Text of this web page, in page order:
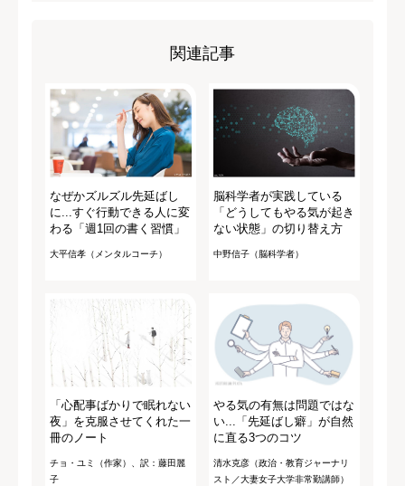
関連記事
なぜかズルズル先延ばし
に...すぐ行動できる人に変
わる「週1回の書く習慣」
大平信孝（メンタルコーチ）
脳科学者が実践している
「どうしてもやる気が起き
ない状態」の切り替え方
中野信子（脳科学者）
「心配事ばかりで眠れない
夜」を克服させてくれた一
冊のノート
チョ・ユミ（作家）、訳：藤田麗
子
やる気の有無は問題ではな
い...「先延ばし癖」が自然
に直る3つのコツ
清水克彦（政治・教育ジャーナリ
スト／大妻女子大学非常勤講師）